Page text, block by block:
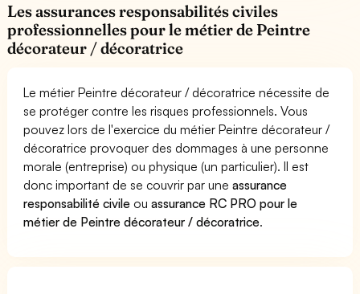
Les assurances responsabilités civiles
professionnelles pour le métier de Peintre
décorateur / décoratrice
Le métier Peintre décorateur / décoratrice nécessite de
se protéger contre les risques professionnels. Vous
pouvez lors de l'exercice du métier Peintre décorateur /
décoratrice provoquer des dommages à une personne
morale (entreprise) ou physique (un particulier). Il est
donc important de se couvrir par uneassurance
responsabilité civile ouassurance RC PRO pour le
métier de Peintre décorateur / décoratrice.